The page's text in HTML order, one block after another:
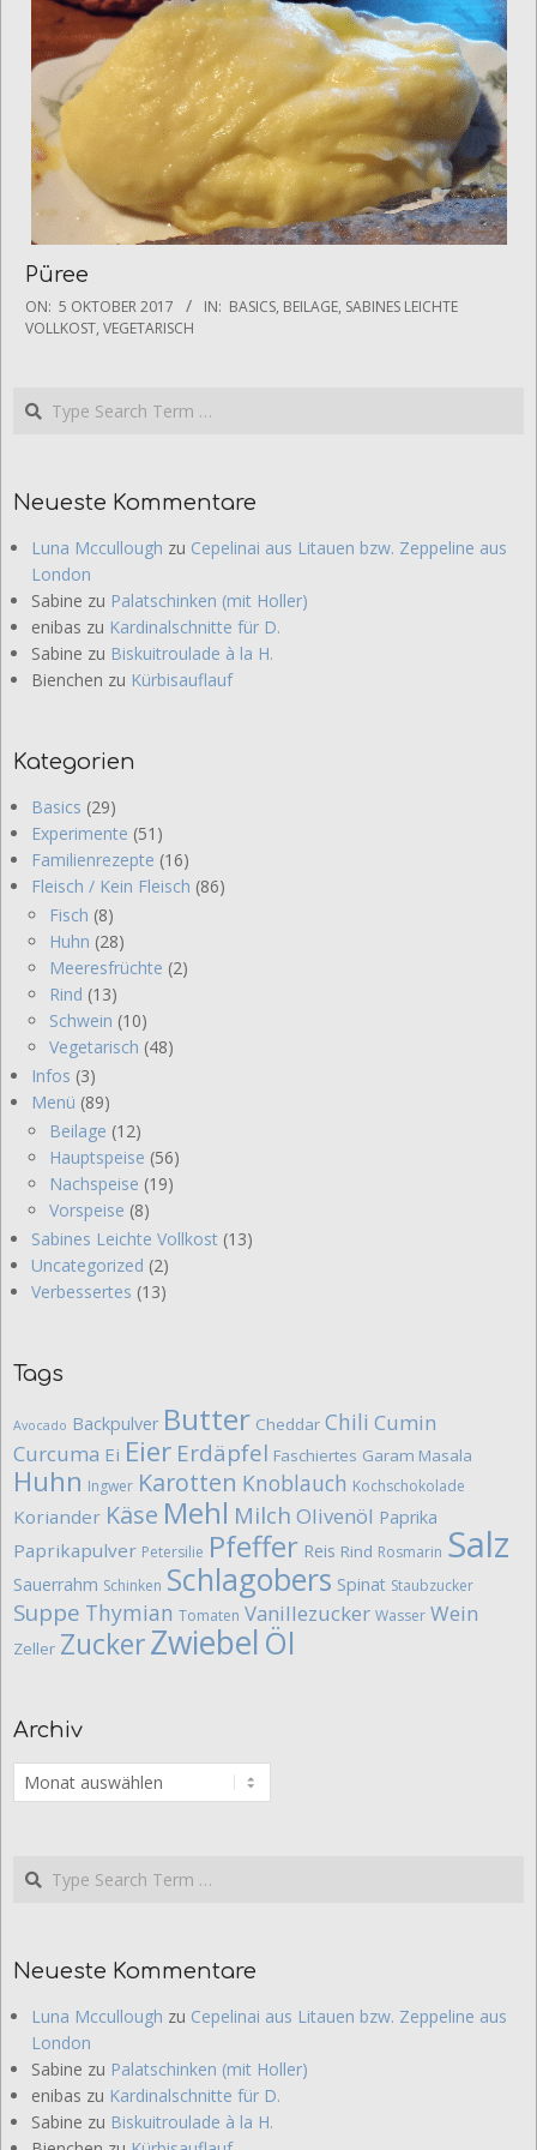
Püree
2017-
10-
ON: 5 OKTOBER 2017 IN: BASICS, BEILAGE, SABINES LEICHTE
VOLLKOST, VEGETARISCH
Search
Neueste Kommentare
Luna Mccullough zu Cepelinai aus Litauen bzw. Zeppeline aus
London
Sabine zu Palatschinken (mit Holler)
enibas zu Kardinalschnitte für D.
Sabine zu Biskuitroulade à la H.
Bienchen zu Kürbisauflauf
Kategorien
Basics (29)
Experimente (51)
Familienrezepte (16)
Fleisch / Kein Fleisch (86)
Fisch (8)
Huhn (28)
Meeresfrüchte (2)
Rind (13)
Schwein (10)
Vegetarisch (48)
Infos (3)
Menü (89)
Beilage (12)
Hauptspeise (56)
Nachspeise (19)
Vorspeise (8)
Sabines Leichte Vollkost (13)
Uncategorized (2)
Verbessertes (13)
Tags
Avocado Backpulver Butter Cheddar Chili Cumin
Curcuma Ei Eier Erdäpfel Faschiertes Garam Masala
Huhn Ingwer Karotten Knoblauch Kochschokolade
Koriander Käse Mehl Milch Olivenöl Paprika
Paprikapulver Petersilie Pfeffer Reis Rind Rosmarin Salz
Sauerrahm Schinken Schlagobers Spinat Staubzucker
Suppe Thymian Tomaten Vanillezucker Wasser Wein
Zeller ZuckerZwiebel Öl
Archiv
Archiv
Search
Neueste Kommentare
Luna Mccullough zu Cepelinai aus Litauen bzw. Zeppeline aus
London
Sabine zu Palatschinken (mit Holler)
enibas zu Kardinalschnitte für D.
Sabine zu Biskuitroulade à la H.